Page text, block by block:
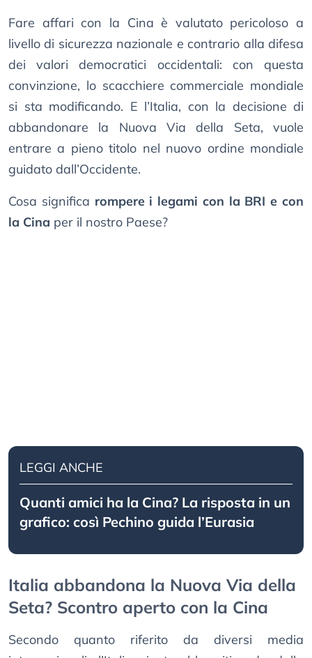
Fare affari con la Cina è valutato pericoloso a
livello di sicurezza nazionale e contrario alla difesa
dei valori democratici occidentali: con questa
convinzione, lo scacchiere commerciale mondiale
si sta modificando. E l’Italia, con la decisione di
abbandonare la Nuova Via della Seta, vuole
entrare a pieno titolo nel nuovo ordine mondiale
guidato dall’Occidente.
Cosa significa rompere i legami con la BRI e con
la Cina per il nostro Paese?
LEGGI ANCHE
Quanti amici ha la Cina? La risposta in un
grafico: così Pechino guida l’Eurasia
Italia abbandona la Nuova Via della
Seta? Scontro aperto con la Cina
Secondo quanto riferito da diversi media